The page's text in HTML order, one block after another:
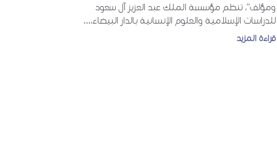
ومؤلف"، تنظم مؤسسة الملك عبد العزيز آل سعود
للدراسات الإسلامية والعلوم الإنسانية بالدار البيضاء،...
قراءة المزيد